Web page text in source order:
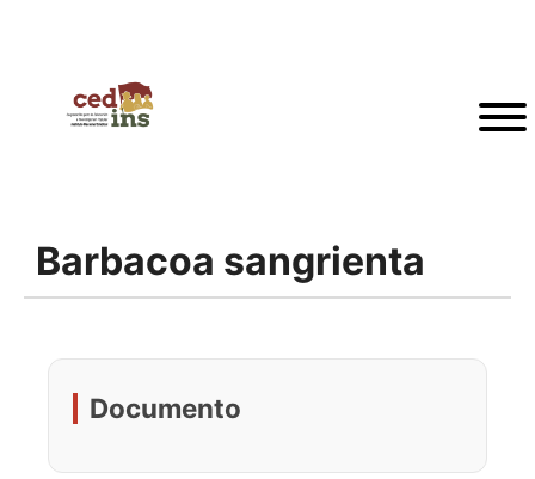
Barbacoa sangrienta
Documento